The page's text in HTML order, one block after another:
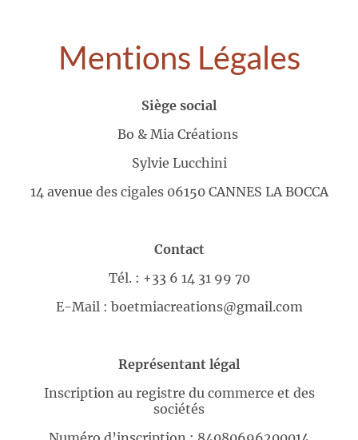
Mentions Légales
Siège social
Bo & Mia Créations
Sylvie Lucchini
14 avenue des cigales 06150 CANNES LA BOCCA
Contact
Tél. : +33 6 14 31 99 70
E-Mail : boetmiacreations@gmail.com
Représentant légal
Inscription au registre du commerce et des
sociétés